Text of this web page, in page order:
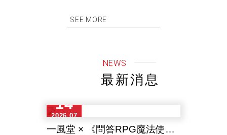
SEE MORE
最新消息
NEWS
14
2026.07
一風堂 × 《問答RPG魔法使與黑貓維茲》 聯名活動來了！